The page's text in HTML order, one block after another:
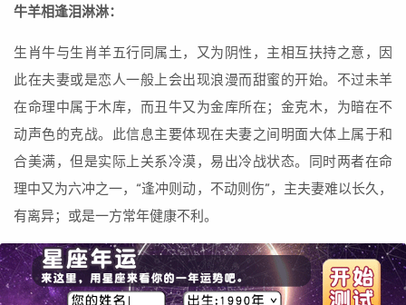
牛羊相逢泪淋淋：
生肖牛与生肖羊五行同属土，又为阴性，主相互扶持之意，因
此在夫妻或是恋人一般上会出现浪漫而甜蜜的开始。不过未羊
在命理中属于木库，而丑牛又为金库所在；金克木，为暗在不
动声色的克战。此信息主要体现在夫妻之间明面大体上属于和
合美满，但是实际上关系冷漠，易出冷战状态。同时两者在命
理中又为六冲之一，“逢冲则动，不动则伤”，主夫妻难以长久，
有离异；或是一方常年健康不利。